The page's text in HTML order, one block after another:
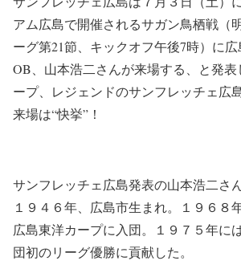
アム広島で開催されるサガン鳥栖戦（
ーグ第21節、キックオフ午後7時）に
OB、山本浩二さんが来場する、と発
ープ、レジェンドのサンフレッチェ広
来場は“快挙”！
サンフレッチェ広島発表の山本浩二さ
１９４６年、広島市生まれ。１９６８
広島東洋カープに入団。１９７５年に
団初のリーグ優勝に貢献した。